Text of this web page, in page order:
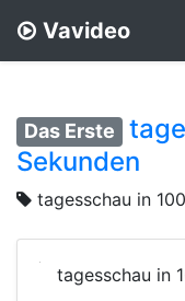
Vavideo
Das Erste
Sekunden
tagesschau in
tagesschau in